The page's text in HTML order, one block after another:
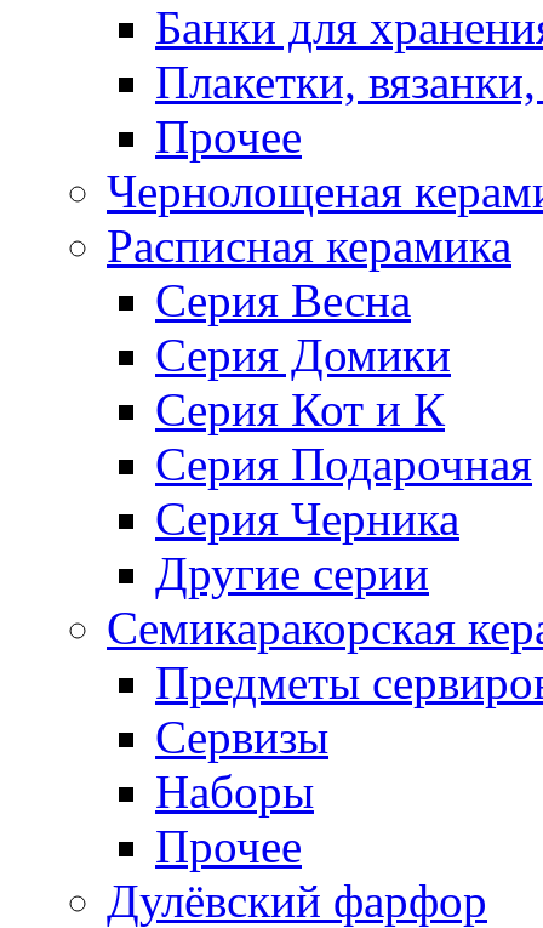
Банки для
Плакетки,
Прочее
Чернолощеная
Расписная керамика
Серия Весна
Серия Домики
Серия Кот и К
Серия Подарочная
Серия Черника
Другие серии
Семикаракорская
Предметы
Сервизы
Наборы
Прочее
Дулёвский фарфор